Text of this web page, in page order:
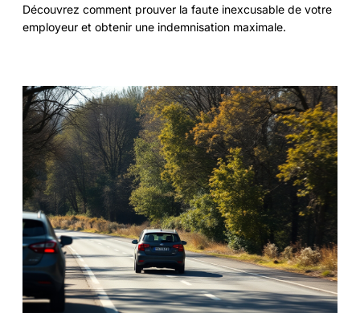
Découvrez comment prouver la faute inexcusable de votre
employeur et obtenir une indemnisation maximale.